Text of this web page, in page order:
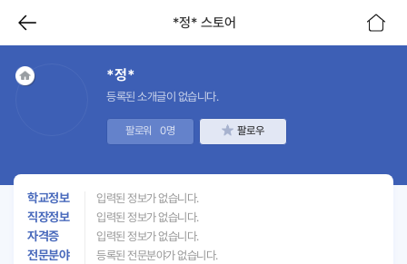
*정* 스토어
*정*
등록된 소개글이 없습니다.
팔로워 0명 팔로우
학교정보 입력된 정보가 없습니다.
직장정보 입력된 정보가 없습니다.
자격증 입력된 정보가 없습니다.
전문분야 등록된 전문분야가 없습니다.